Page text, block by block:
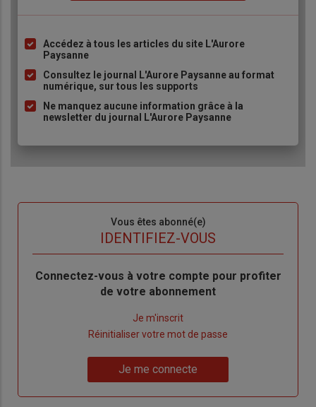
Liste
puce
Accédez à tous les articles du site L'Aurore
Paysanne
Consultez le journal L'Aurore Paysanne au format
numérique, sur tous les supports
Ne manquez aucune information grâce à la
newsletter du journal L'Aurore Paysanne
Vous êtes abonné(e)
IDENTIFIEZ-VOUS
Body
Connectez-vous à votre compte pour profiter
de votre abonnement
Je m'inscrit
de
Réinitialiser votre mot de passe
me
Je me connecte